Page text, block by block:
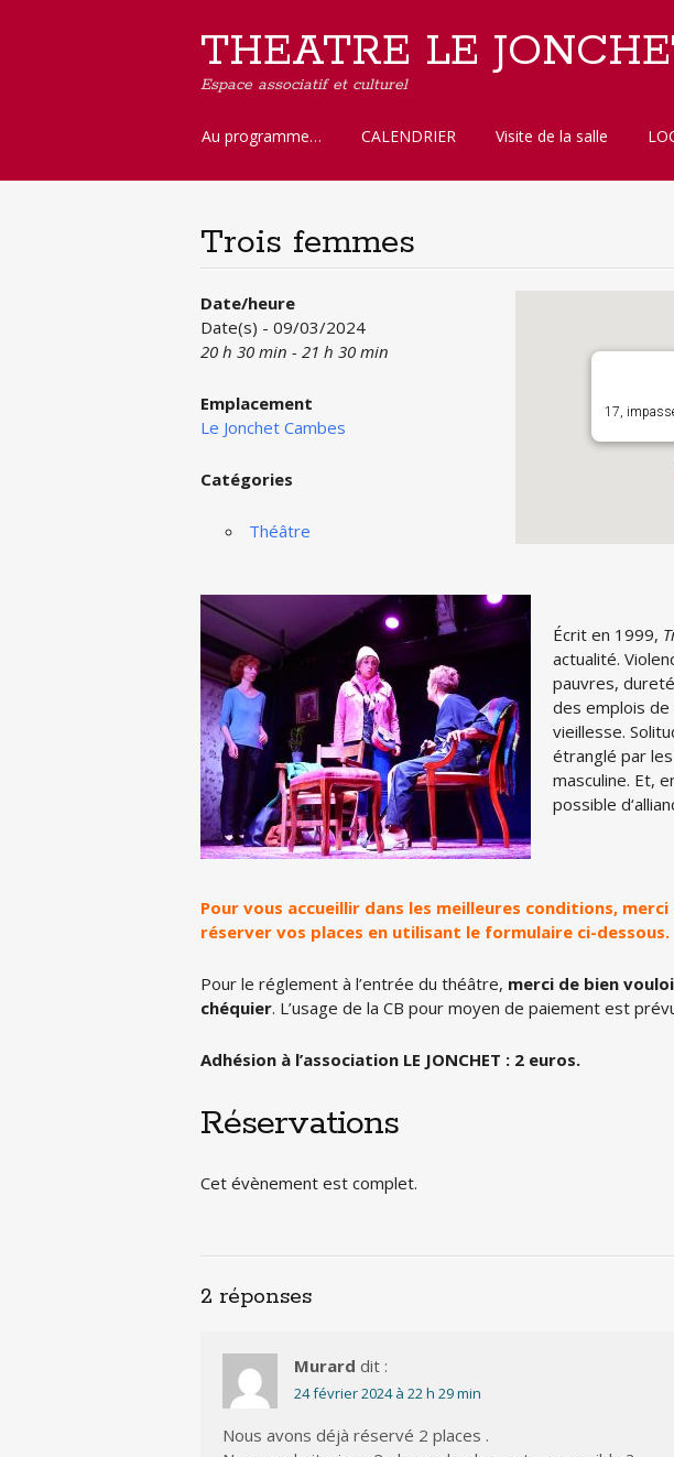
THEATRE LE
Espace associatif et culturel
Aller
contenu
Au programme… CALENDRIER Visite de la salle
Trois femmes
17,
Date/heure
Date(s) - 09/03/2024
20 h 30 min - 21 h 30 min
Emplacement
Le Jonchet Cambes
Catégories
Théâtre
Écrit en 1999,
actualité.
pauvres,
des emplois
vieillesse.
étranglé par
masculine. Et,
possible d‘
Pour vous accueillir dans les meilleures conditions,
réserver vos places en utilisant le formulaire ci-dessous.
Pour le réglement à l’entrée du théâtre, merci de bien
chéquier. L’usage de la CB pour moyen de paiement est
Adhésion à l’association LE JONCHET : 2 euros.
Réservations
Cet évènement est complet.
2 réponses
Murard dit :
24 février 2024 à 22 h 29 min
Nous avons déjà réservé 2 places .